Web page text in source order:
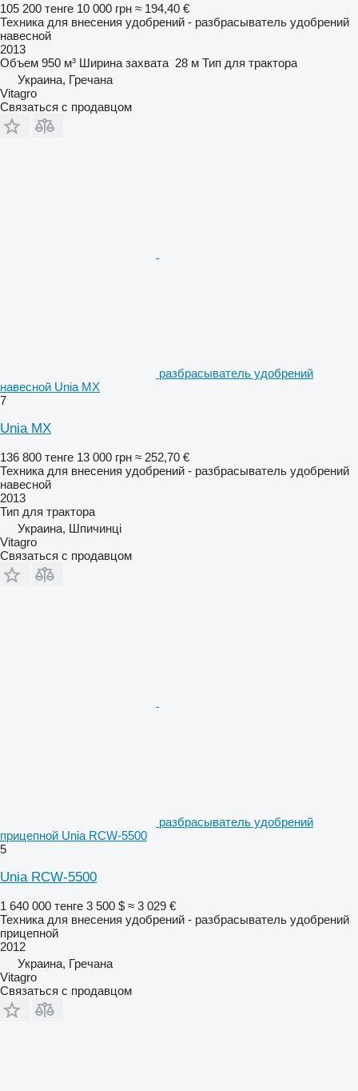
105 200 тенге 10 000 грн ≈ 194,40 €
Техника для внесения удобрений - разбрасыватель удобрений
навесной
2013
Объем 950 м³ Ширина захвата 28 м Тип для трактора
Украина, Гречана
Vitagro
Связаться с продавцом
разбрасыватель удобрений
навесной Unia MX
7
Unia MX
136 800 тенге 13 000 грн ≈ 252,70 €
Техника для внесения удобрений - разбрасыватель удобрений
навесной
2013
Тип для трактора
Украина, Шпичинці
Vitagro
Связаться с продавцом
разбрасыватель удобрений
прицепной Unia RCW-5500
5
Unia RCW-5500
1 640 000 тенге 3 500 $ ≈ 3 029 €
Техника для внесения удобрений - разбрасыватель удобрений
прицепной
2012
Украина, Гречана
Vitagro
Связаться с продавцом